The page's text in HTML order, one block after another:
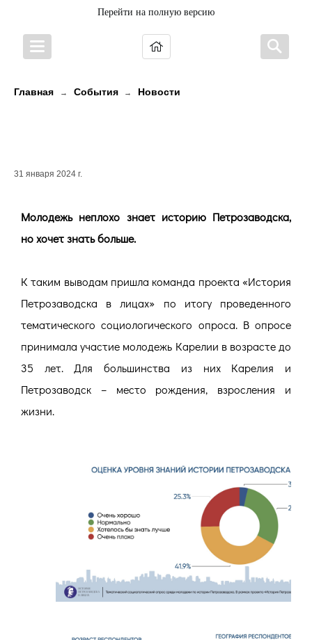
Перейти на полную версию
Главная → События → Новости
31 января 2024 г.
Молодежь неплохо знает историю Петрозаводска,
но хочет знать больше.
К таким выводам пришла команда проекта «История
Петрозаводска в лицах» по итогу проведенного
тематического социологического опроса. В опросе
принимала участие молодежь Карелии в возрасте до
35 лет. Для большинства из них Карелия и
Петрозаводск – место рождения, взросления и
жизни.